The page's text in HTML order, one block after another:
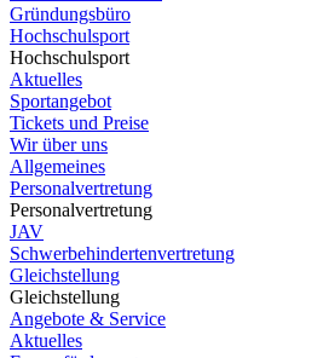
Gründungsbüro
Hochschulsport
Hochschulsport
Aktuelles
Sportangebot
Tickets und Preise
Wir über uns
Allgemeines
Personalvertretung
Personalvertretung
JAV
Schwerbehindertenvertretung
Gleichstellung
Gleichstellung
Angebote & Service
Aktuelles